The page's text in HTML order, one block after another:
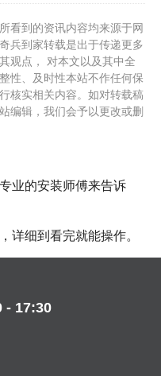
看到的资讯内容均来源于网
兵到家转载是出于传递更多
观点， 对本文以及其中全
性、及时性本站不作任何保
核实相关内容。如对转载稿
编辑，我们会予以更改或删
业的安装师傅来告诉
详细到看完就能操作。
- 17:30